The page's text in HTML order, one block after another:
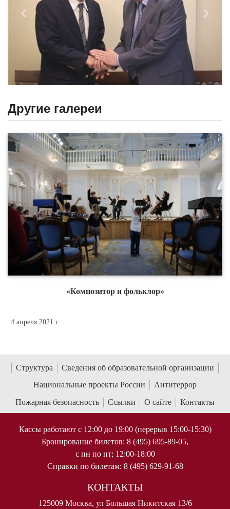
Назад
Другие галереи
«Композитор и фольклор»
4 апреля 2021 г.
Структура
Сведения об образовательной организации
Национальные проекты России
Антитеррор
Пожарная безопасность
Ссылки О сайте Контакты
Кассы работают с 12:00 до 19:00 (перерыв 15:00-15:30)
Бронирование билетов: 8 (495) 695-89-05,
с пн по пт; 12:00-18:00
Справки по билетам: 8 (495) 629-91-68
КОНТАКТЫ
125009 Москва, ул Большая Никитская 13/6